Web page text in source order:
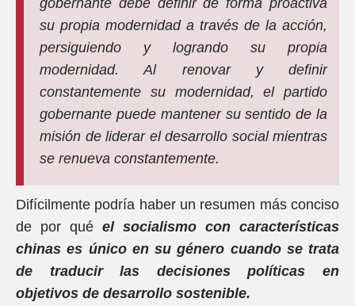
gobernante debe definir de forma proactiva
su propia modernidad a través de la acción,
persiguiendo y logrando su propia
modernidad. Al renovar y definir
constantemente su modernidad, el partido
gobernante puede mantener su sentido de la
misión de liderar el desarrollo social mientras
se renueva constantemente.
Difícilmente podría haber un resumen más conciso
de por qué el socialismo con características
chinas es único en su género cuando se trata
de traducir las decisiones políticas en
objetivos de desarrollo sostenible.